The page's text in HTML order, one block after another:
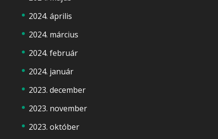
2024. április
2024. március
2024. február
2024. január
2023. december
2023. november
2023. október